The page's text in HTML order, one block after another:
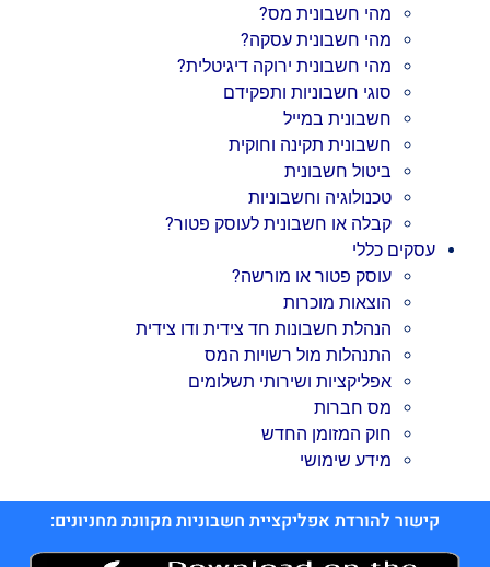
מהי חשבונית מס?
מהי חשבונית עסקה?
מהי חשבונית ירוקה דיגיטלית?
סוגי חשבוניות ותפקידם
חשבונית במייל
חשבונית תקינה וחוקית
ביטול חשבונית
טכנולוגיה וחשבוניות
קבלה או חשבונית לעוסק פטור?
עסקים כללי
עוסק פטור או מורשה?
הוצאות מוכרות
הנהלת חשבונות חד צידית ודו צידית
התנהלות מול רשויות המס
אפליקציות ושירותי תשלומים
מס חברות
חוק המזומן החדש
מידע שימושי
קישור להורדת אפליקציית חשבוניות מקוונת מחניונים: